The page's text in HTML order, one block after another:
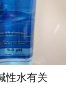
性水有关